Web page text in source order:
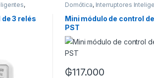
,
3 relés
Domótica, Interruptores
Luces inteligentes
Otros
Mini módulo de control
PST
₲117.000